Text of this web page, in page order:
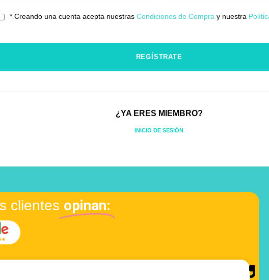
* Creando una cuenta acepta nuestras Condiciones de Compra y nuestra
¿YA ERES MIEMBRO?
INICIO DE SESIÓN
clientes opinan: